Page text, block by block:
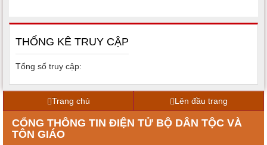
THỐNG KÊ TRUY CẬP
Tổng số truy cập:
Trang chủ Lên đầu trang
CỔNG THÔNG TIN ĐIỆN TỬ BỘ DÂN TỘC VÀ
TÔN GIÁO